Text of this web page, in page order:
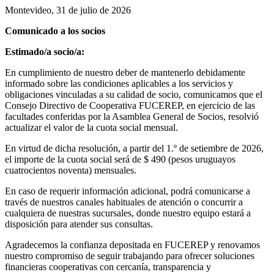
Montevideo, 31 de julio de 2026
Comunicado a los socios
Estimado/a socio/a:
En cumplimiento de nuestro deber de mantenerlo debidamente
informado sobre las condiciones aplicables a los servicios y
obligaciones vinculadas a su calidad de socio, comunicamos que el
Consejo Directivo de Cooperativa FUCEREP, en ejercicio de las
facultades conferidas por la Asamblea General de Socios, resolvió
actualizar el valor de la cuota social mensual.
En virtud de dicha resolución, a partir del 1.º de setiembre de 2026,
el importe de la cuota social será de $ 490 (pesos uruguayos
cuatrocientos noventa) mensuales.
En caso de requerir información adicional, podrá comunicarse a
través de nuestros canales habituales de atención o concurrir a
cualquiera de nuestras sucursales, donde nuestro equipo estará a
disposición para atender sus consultas.
Agradecemos la confianza depositada en FUCEREP y renovamos
nuestro compromiso de seguir trabajando para ofrecer soluciones
financieras cooperativas con cercanía, transparencia y